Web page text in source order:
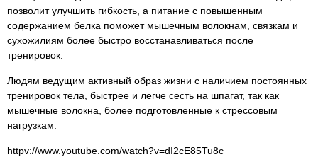
позволит улучшить гибкость, а питание с повышенным
содержанием белка поможет мышечным волокнам, связкам и
сухожилиям более быстро восстанавливаться после
тренировок.
Людям ведущим активный образ жизни с наличием постоянных
тренировок тела, быстрее и легче сесть на шпагат, так как
мышечные волокна, более подготовленные к стрессовым
нагрузкам.
httpv://www.youtube.com/watch?v=dI2cE85Tu8c